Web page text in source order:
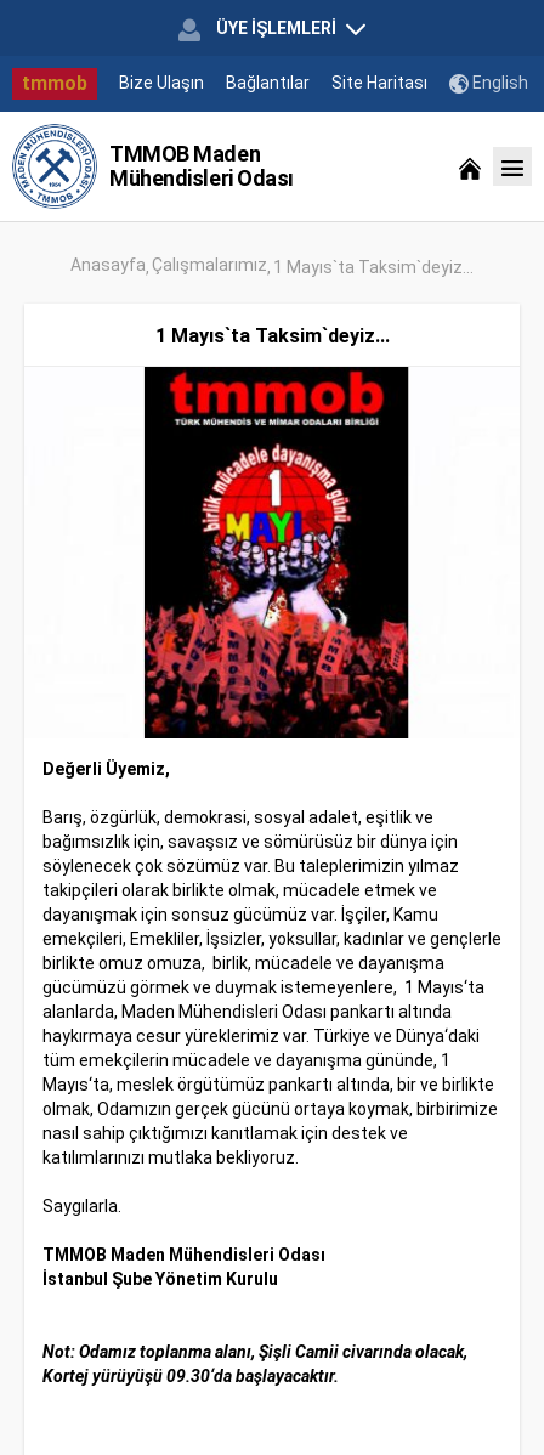
ÜYE İŞLEMLERİ
tmmob Bize Ulaşın Bağlantılar Site Haritası English
TMMOB Maden
Mühendisleri Odası
Anasayfa Çalışmalarımız 1 Mayıs`ta Taksim`deyiz...
1 Mayıs`ta Taksim`deyiz...
Değerli Üyemiz,
Barış, özgürlük, demokrasi, sosyal adalet, eşitlik ve
bağımsızlık için, savaşsız ve sömürüsüz bir dünya için
söylenecek çok sözümüz var. Bu taleplerimizin yılmaz
takipçileri olarak birlikte olmak, mücadele etmek ve
dayanışmak için sonsuz gücümüz var. İşçiler, Kamu
emekçileri, Emekliler, İşsizler, yoksullar, kadınlar ve gençlerle
birlikte omuz omuza, birlik, mücadele ve dayanışma
gücümüzü görmek ve duymak istemeyenlere, 1 Mayıs‘ta
alanlarda, Maden Mühendisleri Odası pankartı altında
haykırmaya cesur yüreklerimiz var. Türkiye ve Dünya‘daki
tüm emekçilerin mücadele ve dayanışma gününde, 1
Mayıs‘ta, meslek örgütümüz pankartı altında, bir ve birlikte
olmak, Odamızın gerçek gücünü ortaya koymak, birbirimize
nasıl sahip çıktığımızı kanıtlamak için destek ve
katılımlarınızı mutlaka bekliyoruz.
Saygılarla.
TMMOB Maden Mühendisleri Odası
İstanbul Şube Yönetim Kurulu
Not: Odamız toplanma alanı, Şişli Camii civarında olacak,
Kortej yürüyüşü 09.30‘da başlayacaktır.